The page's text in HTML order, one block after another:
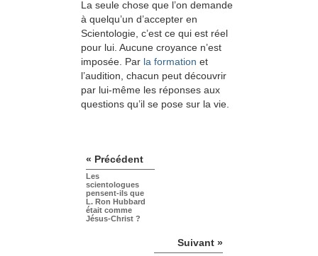
La seule chose que l’on demande
à quelqu’un d’accepter en
Scientologie, c’est ce qui est réel
pour lui. Aucune croyance n’est
imposée. Par la formation et
l’audition, chacun peut découvrir
par lui-même les réponses aux
questions qu’il se pose sur la vie.
« Précédent
Les
scientologues
pensent-ils que
L. Ron Hubbard
était comme
Jésus-Christ ?
Suivant »